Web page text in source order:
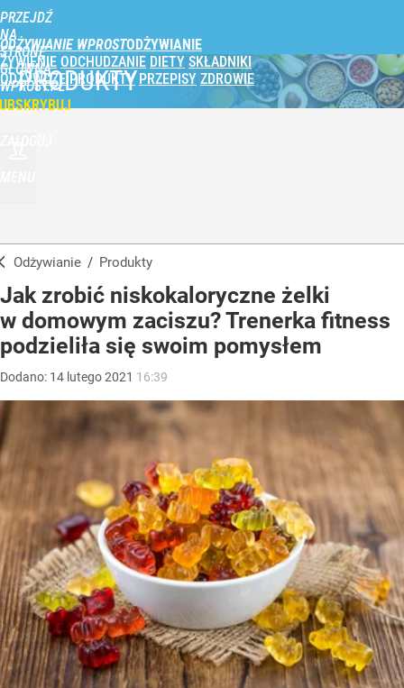
PRZEJDŹ
NA
STRONĘ
GŁÓWNĄ
WPROST.PL
ODŻYWIANIE WPROST
ŻYWIENIE ODCHUDZANIE DIETY SKŁADNIKI
ODŻYWCZE PRODUKTY PRZEPISY ZDROWIE
PRODUKTY
Odżywianie / Produkty
Jak zrobić niskokaloryczne żelki
w domowym zaciszu? Trenerka fitness
podzieliła się swoim pomysłem
Dodano: 14 lutego2021 16:39